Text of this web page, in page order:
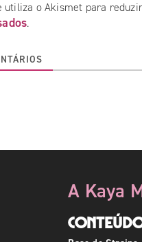
utiliza o Akismet para
.
A Kaya